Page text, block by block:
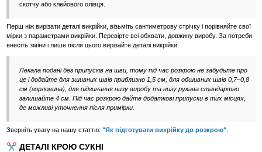
скотчу або клейового олівця.
Перш ніж вирізати деталі викрійки, візьміть сантиметрову стрічку і порівняйте свої
мірки з параметрами викрійки. Перевірте всі обхвати, довжину виробу. За потреби
внесіть зміни і лише після цього вирізайте деталі викрійки.
Лекала подані без припусків на шви, тому під час розкрою не забудьте про
це і додайте для зшивних швів приблизно 1,5 см, для обшивних швів 0,7–0,8
см (горловина), для підгинання низу виробу та низу рукава стандартно
залишайте 4 см. Під час розкрою дайте додаткові припуски в тих місцях,
де можливі уточнення після примірки.
Зверніть увагу на нашу статтю:"Як підготувати викрійку до розкрою"
✂️ ДЕТАЛІ КРОЮ СУКНІ